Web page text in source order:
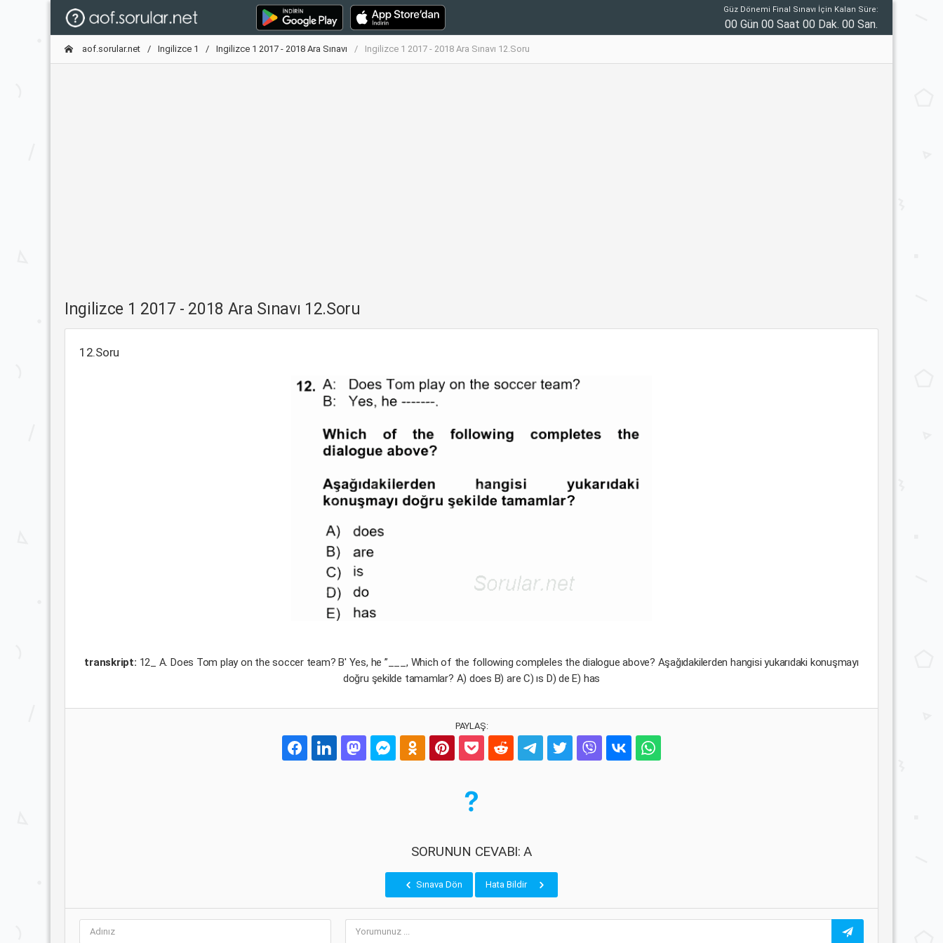
Güz Dönemi Final Sınavı İçin Kalan Süre:
00 Gün 00 Saat 00 Dak. 00 San.
aof.sorular.net Ingilizce 1 Ingilizce 1 2017 - 2018 Ara Sınavı Ingilizce 1 2017 - 2018 Ara Sınavı 12.Soru
Ingilizce 1 2017 - 2018 Ara Sınavı 12.Soru
12.Soru
transkript: 12_ A. Does Tom play on the soccer team? B' Yes, he ”___, Which of the following compleles the dialogue above? Aşağıdakilerden hangisi yukarıdaki konuşmayı
doğru şekilde tamamlar? A) does B) are C) ıs D) de E) has
PAYLAŞ:
SORUNUN CEVABI: A
Sınava Dön Hata Bildir